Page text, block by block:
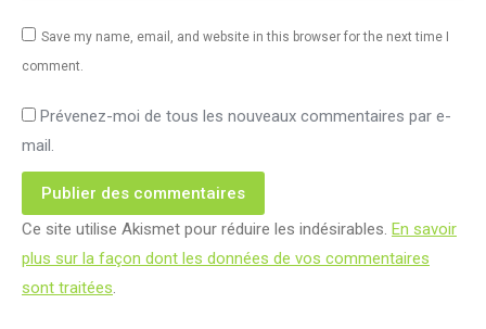
Save my name, email, and website in this browser for the next time I
comment.
Prévenez-moi de tous les nouveaux commentaires par e-
mail.
Publier des commentaires
Ce site utilise Akismet pour réduire les indésirables. En savoir
plus sur la façon dont les données de vos commentaires
sont traitées.